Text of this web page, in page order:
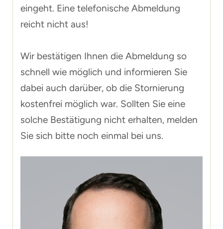
eingeht. Eine telefonische Abmeldung
reicht nicht aus!
Wir bestätigen Ihnen die Abmeldung so
schnell wie möglich und informieren Sie
dabei auch darüber, ob die Stornierung
kostenfrei möglich war. Sollten Sie eine
solche Bestätigung nicht erhalten, melden
Sie sich bitte noch einmal bei uns.